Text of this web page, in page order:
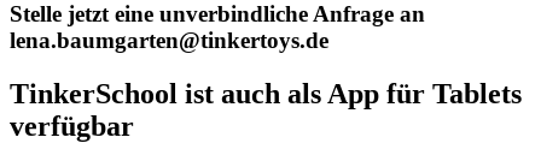
Stelle jetzt eine unverbindliche Anfrage an
lena.baumgarten@tinkertoys.de
TinkerSchool ist auch als App für Tablets
verfügbar